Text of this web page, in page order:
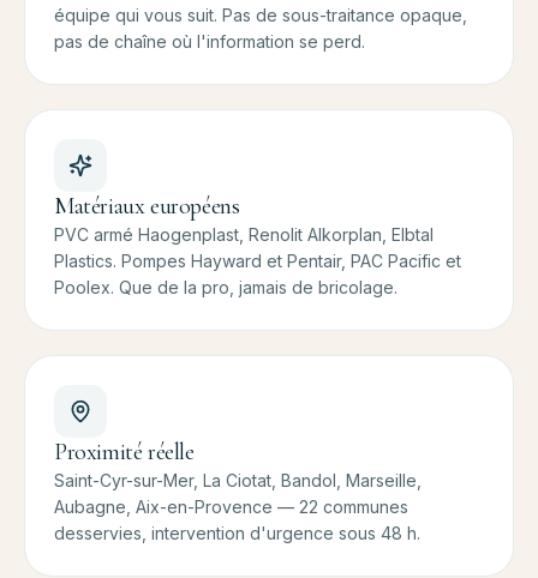
équipe qui vous suit. Pas de sous-traitance opaque,
pas de chaîne où l'information se perd.
Matériaux européens
PVC armé Haogenplast, Renolit Alkorplan, Elbtal
Plastics. Pompes Hayward et Pentair, PAC Pacific et
Poolex. Que de la pro, jamais de bricolage.
Proximité réelle
Saint-Cyr-sur-Mer, La Ciotat, Bandol, Marseille,
Aubagne, Aix-en-Provence — 22 communes
desservies, intervention d'urgence sous 48 h.